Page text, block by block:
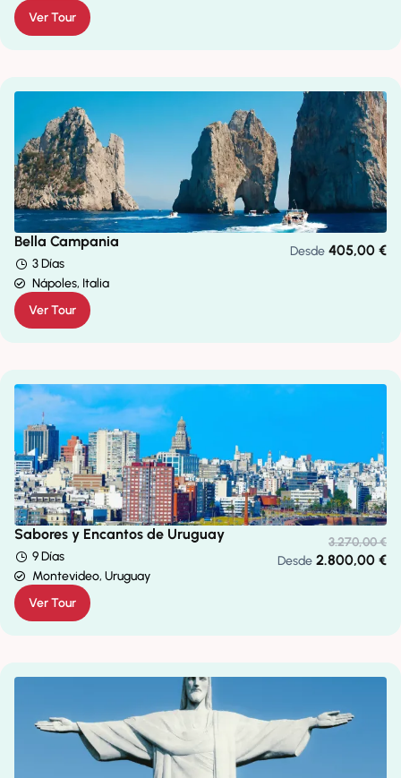
Ver Tour
Bella Campania
3 Días
Nápoles, Italia
Desde 405,00 €
Ver Tour
Sabores y Encantos de Uruguay
9 Días
Montevideo, Uruguay
3.270,00€
Desde 2.800,00 €
Ver Tour